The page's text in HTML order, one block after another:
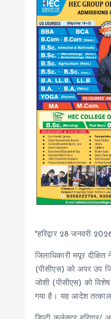
*हरिद्वार 28 जनवरी
जिलाधिकारी मयूर
(पीसीएस) को अपर उप
जोशी (पीसीएस) को विशेष
गया है। यह आदेश तत्काल